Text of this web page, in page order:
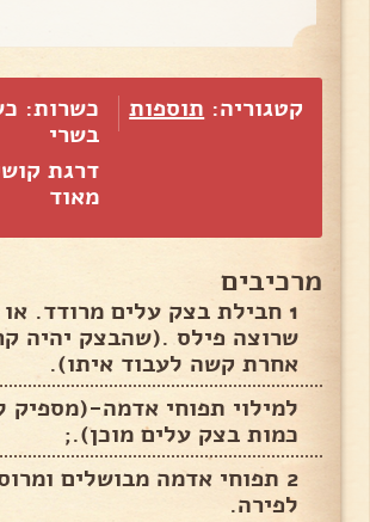
קטגוריה: תוספות
כשרות:
בשרי
דרגת
מאוד
מרכיבים
1 חבילת בצק עלים מרודד. או
שרוצה פילס .(שהבצק יהיה
אחרת קשה לעבוד איתו).
למילוי תפוחי אדמה-(מספיק
כמות בצק עלים מוכן).;
2 תפוחי אדמה מבושלים
לפירה.